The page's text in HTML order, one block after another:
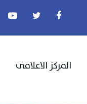
المركز الاعلامى